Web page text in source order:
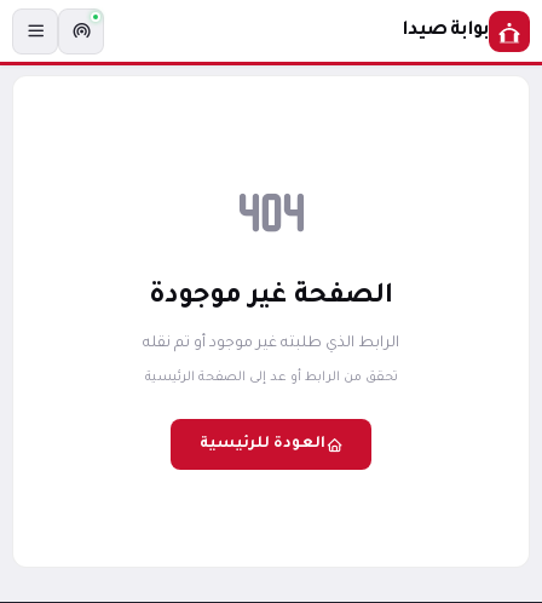
بوابة صيدا
الصفحة غير موجودة
الرابط الذي طلبته غير موجود أو تم نقله
تحقق من الرابط أو عد إلى الصفحة الرئيسية
العودة للرئيسية